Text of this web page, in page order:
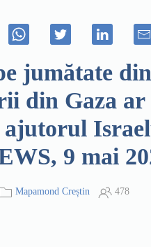
jumătate
din Gaza ar
ajutorul
9 mai
Mapamond Creștin 478